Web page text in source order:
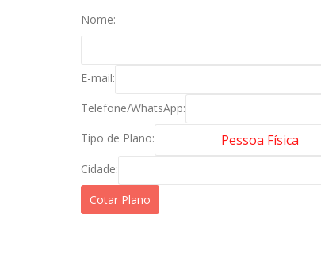
Nome:
E-mail:
Telefone/WhatsApp:
Tipo de Plano:
Cidade: